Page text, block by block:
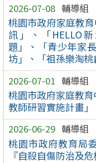
2026-07-08 輔導組
桃園市政府家庭教
訊」、「HELLO
題」、「青少年家
坊」、「祖孫樂淘桃
2026-07-01 輔導組
桃園市政府家庭教
教師研習實施計畫」
2026-06-29 輔導組
桃園市政府教育局
『自殺自傷防治及